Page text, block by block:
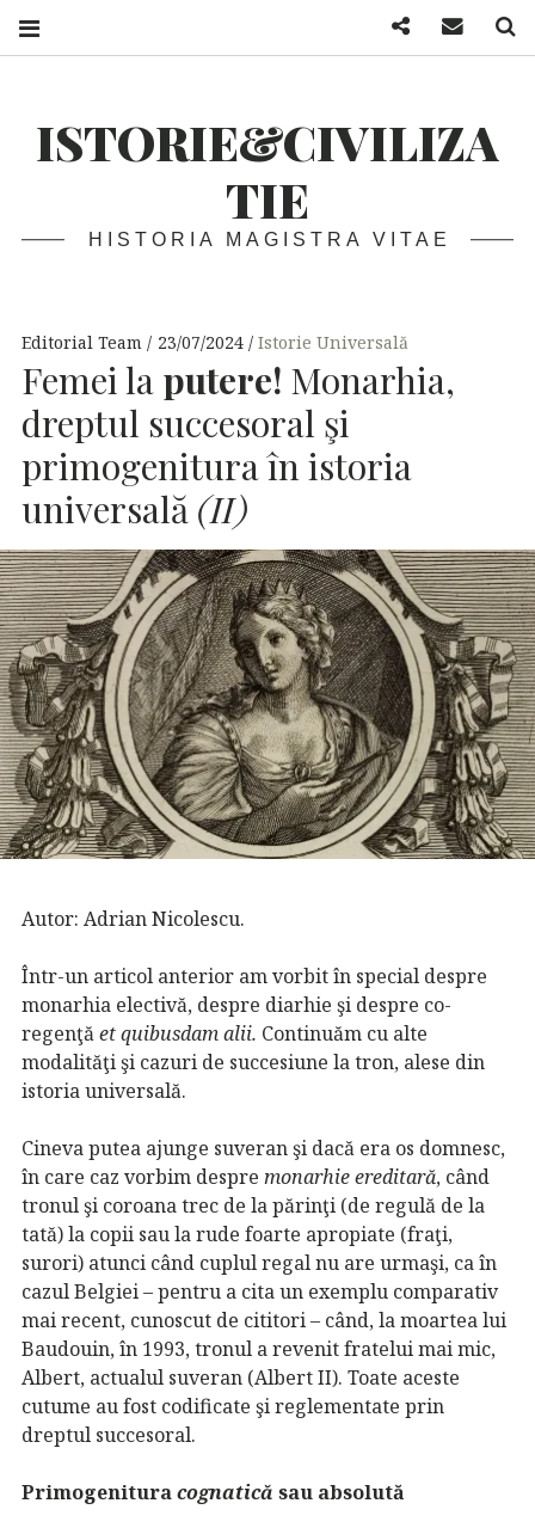
ISTORIE&CIVILIZA
TIE
HISTORIA MAGISTRA VITAE
Editorial Team 23/07/2024 Istorie Universală
Femei la putere! Monarhia,
dreptul succesoral şi
primogenitura în istoria
universală (II)
Autor: Adrian Nicolescu.
Într-un articol anterior am vorbit în special despre
monarhia electivă, despre diarhie şi despre co-
regenţăetquibusdam alii. Continuăm cu alte
modalităţi şi cazuri de succesiune la tron, alese din
istoria universală.
Cineva putea ajunge suveran şi dacă era os domnesc,
în care caz vorbim despre monarhie ereditară, când
tronul şi coroana trec de la părinţi (de regulă de la
tată) la copii sau la rude foarte apropiate (fraţi,
surori) atunci când cuplul regal nu are urmaşi, ca în
cazul Belgiei – pentru a cita un exemplu comparativ
mai recent, cunoscut de cititori – când, la moartea lui
Baudouin, în 1993, tronul a revenit fratelui mai mic,
Albert, actualul suveran (Albert II). Toate aceste
cutume au fost codificate şi reglementate prin
dreptul succesoral.
Primogenituracognatică sau absolută
FacebookMail